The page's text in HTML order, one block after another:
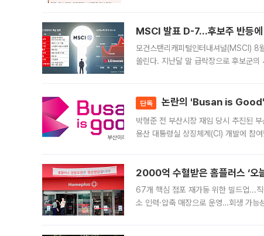
MSCI 발표 D-7…후보주 반등에
모건스탠리캐피털인터내셔널(MSCI) 8
쏠린다. 지난달 말 급락장으로 후보군
단독 논란의 'Busan is
박형준 전 부산시장 재임 당시 추진된
용산 대통령실 상징체계(CI) 개발에 참
2000억 수혈받은 홈플러스 ‘오
67개 핵심 점포 재가동 위한 빌드업...
소 인력·압축 매장으로 운영…회생 가능